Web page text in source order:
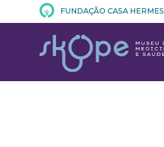
FUNDAÇÃO CASA HERMES